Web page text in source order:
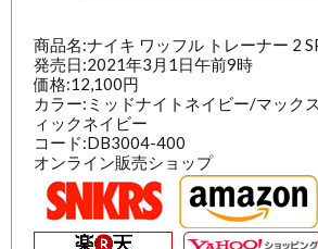
商品名:ナイキ ワッフル トレーナー 2
発売日:2021年3月1日午前9時
価格:12,100円
カラー:ミッドナイトネイビー/マック
ィックネイビー
コード:DB3004-400
オンライン販売ショップ